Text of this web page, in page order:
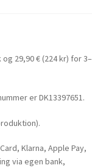
29,90 € (224 kr) for 3–
er DK13397651.
Klarna, Apple Pay,
via egen bank,